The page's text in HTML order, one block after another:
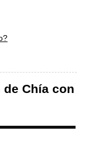
Chía con